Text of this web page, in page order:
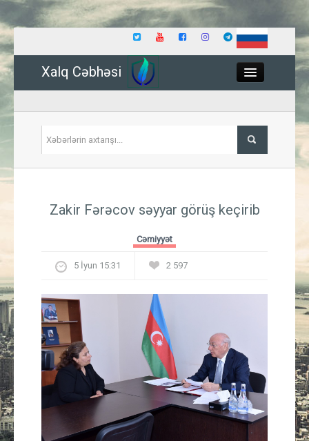
Xalq Cəbhəsi
İqtisadiyyat
Mədəniyyət
Müsahibə
Zakir Fərəcov səyyar görüş keçirib
Cəmiyyət
5 İyun 15:31 2 597